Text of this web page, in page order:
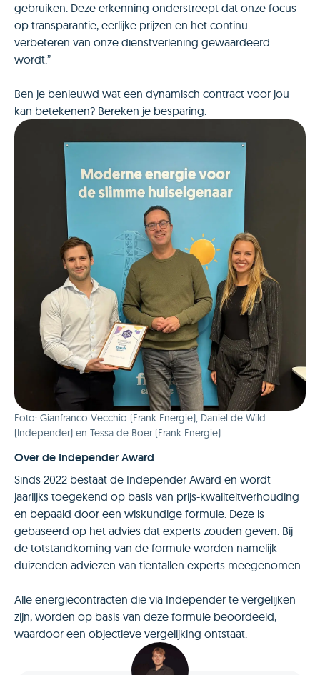
gebruiken. Deze erkenning onderstreept dat onze focus
op transparantie, eerlijke prijzen en het continu
verbeteren van onze dienstverlening gewaardeerd
wordt.”
​​Ben je benieuwd wat een dynamisch contract voor jou
kan betekenen? Bereken je besparing.
Foto: Gianfranco Vecchio (Frank Energie), Daniel de Wild
(Independer) en Tessa de Boer (Frank Energie)
Over de Independer Award
Sinds 2022 bestaat de Independer Award en wordt
jaarlijks toegekend op basis van prijs-kwaliteitverhouding
en bepaald door een wiskundige formule. Deze is
gebaseerd op het advies dat experts zouden geven. Bij
de totstandkoming van de formule worden namelijk
duizenden adviezen van tientallen experts meegenomen.
Alle energiecontracten die via Independer te vergelijken
zijn, worden op basis van deze formule beoordeeld,
waardoor een objectieve vergelijking ontstaat.